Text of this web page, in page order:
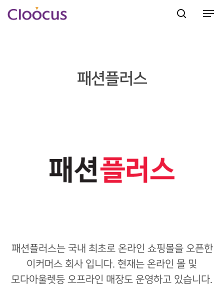
패션플러스
패션플러스는 국내 최초로 온라인 쇼핑몰을 오픈한
이커머스 회사 입니다. 현재는 온라인 몰 및
모다아울렛등 오프라인 매장도 운영하고 있습니다.